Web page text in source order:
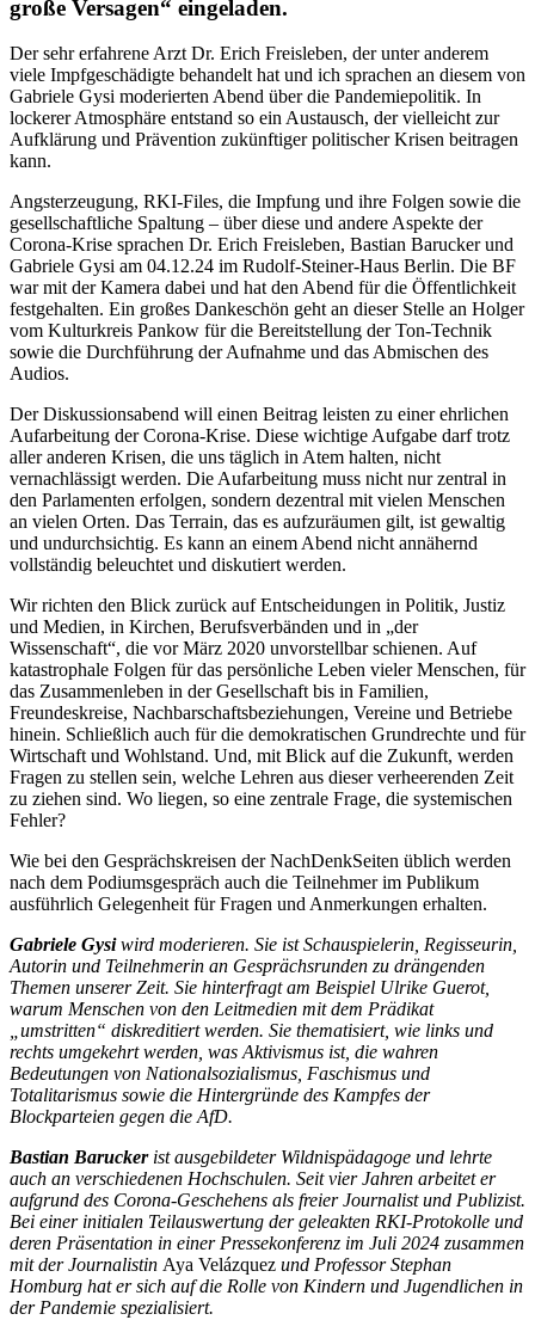
große Versagen“ eingeladen.
Der sehr erfahrene Arzt Dr. Erich Freisleben, der unter anderem
viele Impfgeschädigte behandelt hat und ich sprachen an diesem von
Gabriele Gysi moderierten Abend über die Pandemiepolitik. In
lockerer Atmosphäre entstand so ein Austausch, der vielleicht zur
Aufklärung und Prävention zukünftiger politischer Krisen beitragen
kann.
Angsterzeugung, RKI-Files, die Impfung und ihre Folgen sowie die
gesellschaftliche Spaltung – über diese und andere Aspekte der
Corona-Krise sprachen Dr. Erich Freisleben, Bastian Barucker und
Gabriele Gysi am 04.12.24 im Rudolf-Steiner-Haus Berlin. Die BF
war mit der Kamera dabei und hat den Abend für die Öffentlichkeit
festgehalten. Ein großes Dankeschön geht an dieser Stelle an Holger
vom Kulturkreis Pankow für die Bereitstellung der Ton-Technik
sowie die Durchführung der Aufnahme und das Abmischen des
Audios.
Der Diskussionsabend will einen Beitrag leisten zu einer ehrlichen
Aufarbeitung der Corona-Krise. Diese wichtige Aufgabe darf trotz
aller anderen Krisen, die uns täglich in Atem halten, nicht
vernachlässigt werden. Die Aufarbeitung muss nicht nur zentral in
den Parlamenten erfolgen, sondern dezentral mit vielen Menschen
an vielen Orten. Das Terrain, das es aufzuräumen gilt, ist gewaltig
und undurchsichtig. Es kann an einem Abend nicht annähernd
vollständig beleuchtet und diskutiert werden.
Wir richten den Blick zurück auf Entscheidungen in Politik, Justiz
und Medien, in Kirchen, Berufsverbänden und in „der
Wissenschaft“, die vor März 2020 unvorstellbar schienen. Auf
katastrophale Folgen für das persönliche Leben vieler Menschen, für
das Zusammenleben in der Gesellschaft bis in Familien,
Freundeskreise, Nachbarschaftsbeziehungen, Vereine und Betriebe
hinein. Schließlich auch für die demokratischen Grundrechte und für
Wirtschaft und Wohlstand. Und, mit Blick auf die Zukunft, werden
Fragen zu stellen sein, welche Lehren aus dieser verheerenden Zeit
zu ziehen sind. Wo liegen, so eine zentrale Frage, die systemischen
Fehler?
Wie bei den Gesprächskreisen der NachDenkSeiten üblich werden
nach dem Podiumsgespräch auch die Teilnehmer im Publikum
ausführlich Gelegenheit für Fragen und Anmerkungen erhalten.
Gabriele Gysiwird moderieren. Sie ist Schauspielerin, Regisseurin,
Autorin und Teilnehmerin an Gesprächsrunden zu drängenden
Themen unserer Zeit. Sie hinterfragt am Beispiel Ulrike Guerot,
warum Menschen von den Leitmedien mit dem Prädikat
„umstritten“ diskreditiert werden. Sie thematisiert, wie links und
rechts umgekehrt werden, was Aktivismus ist, die wahren
Bedeutungen von Nationalsozialismus, Faschismus und
Totalitarismus sowie die Hintergründe des Kampfes der
Blockparteien gegen die AfD.
Bastian Baruckerist ausgebildeter Wildnispädagoge und lehrte
auch an verschiedenen Hochschulen. Seit vier Jahren arbeitet er
aufgrund des Corona-Geschehens als freier Journalist und Publizist.
Bei einer initialen Teilauswertung der geleakten RKI-Protokolle und
deren Präsentation in einer Pressekonferenz im Juli 2024 zusammen
mit der Journalistin Aya Velázquez und Professor Stephan
Homburg hat er sich auf die Rolle von Kindern und Jugendlichen in
der Pandemie spezialisiert.